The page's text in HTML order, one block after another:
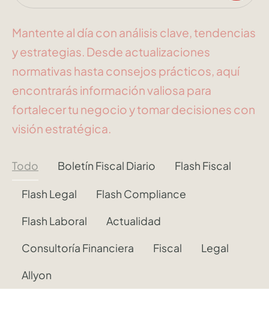
Mantente al día con análisis clave, tendencias
y estrategias. Desde actualizaciones
normativas hasta consejos prácticos, aquí
encontrarás información valiosa para
fortalecer tu negocio y tomar decisiones con
visión estratégica.
Todo Boletín Fiscal Diario Flash Fiscal
Flash Legal Flash Compliance
Flash Laboral Actualidad
Consultoría Financiera Fiscal Legal
Allyon